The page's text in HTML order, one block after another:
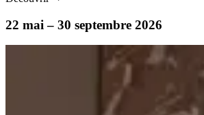
22 mai – 30 septembre 2026